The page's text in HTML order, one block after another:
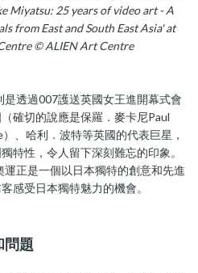
Miyatsu: 25 years of video art - A
from East and South East Asia' at
© ALIEN Art Centre
透過007護送英國女王進開幕式會
確切的說應是保羅．麥卡尼Paul
、哈利．波特等英國的代表巨星，
特性，令人留下深刻難忘的印象。
正是一個以日本獨特的創意和先進
感受日本獨特魅力的機會。
問題